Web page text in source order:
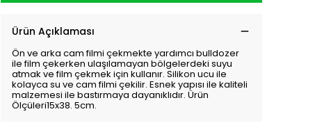
Ürün Açıklaması
Ön ve arka cam filmi çekmekte yardımcı bulldozer
ile film çekerken ulaşılamayan bölgelerdeki suyu
atmak ve film çekmek için kullanır. Silikon ucu ile
kolayca su ve cam filmi çekilir. Esnek yapısı ile kaliteli
malzemesi ile bastırmaya dayanıklıdır. Ürün
Ölçüleri15x38. 5cm.